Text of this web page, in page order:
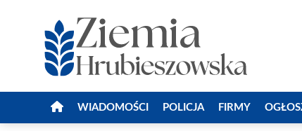
WIADOMOŚCI POLICJA FIRMY